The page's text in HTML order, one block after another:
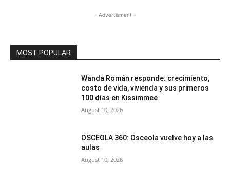
- Advertisment -
MOST POPULAR
Wanda Román responde: crecimiento,
costo de vida, vivienda y sus primeros
100 días en Kissimmee
August 10, 2026
OSCEOLA 360: Osceola vuelve hoy a las
aulas
August 10, 2026